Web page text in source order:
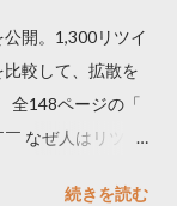
開。1,300リツイ
較して、拡散を
全148ページの「
なぜ人はリツイ
続きを読む